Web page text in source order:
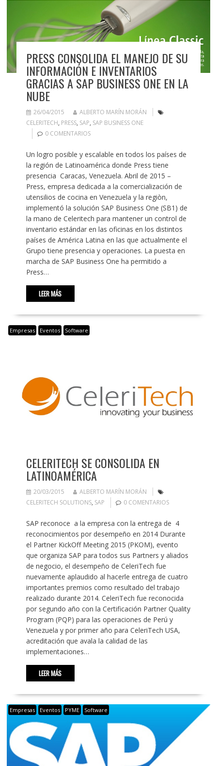
PRESS CONSOLIDA EL MANEJO DE SU
INFORMACIÓN E INVENTARIOS
GRACIAS A SAP BUSINESS ONE EN LA
NUBE
26/04/2015
ALBERTO MARÍN MORÁN
CELERITECH, PRESS, SAP, SAP BUSINESS ONE
0 COMENTARIOS
Un logro posible y escalable en todos los países de
la región de Latinoamérica donde Press tiene
presencia Caracas, Venezuela. Abril de 2015 –
Press, empresa dedicada a la comercialización de
utensilios de cocina en Venezuela y la regiòn,
implementó la solución SAP Business One (SB1) de
la mano de Celeritech para mantener un control de
inventario estándar en las oficinas en los distintos
países de América Latina en las que actualmente el
Grupo tiene presencia y operaciones. La puesta en
marcha de SAP Business One ha permitido a
Press…
LEER MÁS
Empresas Eventos Software
CELERITECH SE CONSOLIDA EN
LATINOAMÉRICA
20/03/2015
ALBERTO MARÍN MORÁN
CELERITECH SOLUTIONS, SAP 0 COMENTARIOS
SAP reconoce a la empresa con la entrega de 4
reconocimientos por desempeño en 2014 Durante
el Partner KickOff Meeting 2015 (PKOM), evento
que organiza SAP para todos sus Partners y aliados
de negocio, el desempeño de CeleriTech fue
nuevamente aplaudido al hacerle entrega de cuatro
importantes premios como resultado del trabajo
realizado durante 2014. CeleriTech fue reconocida
por segundo año con la Certificación Partner Quality
Program (PQP) para las operaciones de Perú y
Venezuela y por primer año para CeleriTech USA,
acreditación que avala la calidad de las
implementaciones…
LEER MÁS
Empresas Eventos PYME Software